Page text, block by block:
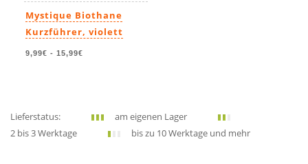
Mystique Biothane
Kurzführer, violett
9,99€ - 15,99€
Lieferstatus:
am eigenen Lager
2 bis 3 Werktage
bis zu 10 Werktage und mehr